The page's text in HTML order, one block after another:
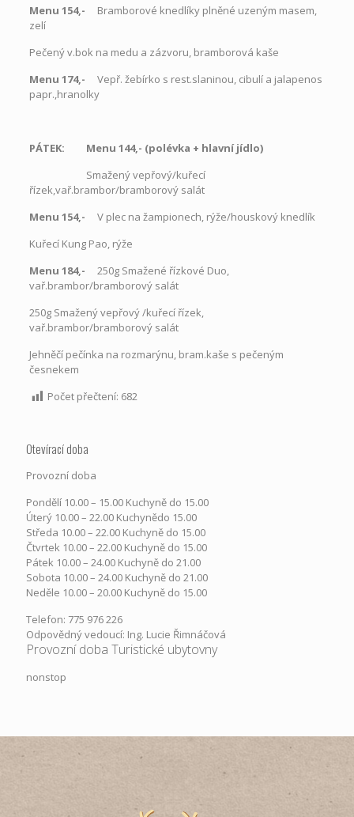
Menu 154,- Bramborové knedlíky plněné uzeným masem,
zelí
Pečený v.bok na medu a zázvoru, bramborová kaše
Menu 174,-
Vepř. žebírko s rest.slaninou, cibulí a jalapenos
papr.,hranolky
PÁTEK: Menu 144,- (polévka + hlavní jídlo)
Smažený vepřový/kuřecí
řízek,vař.brambor/bramborový salát
Menu 154,- V plec na žampionech, rýže/houskový knedlík
Kuřecí Kung Pao, rýže
Menu 184,- 250g Smažené řízkové Duo,
vař.brambor/bramborový salát
250g Smažený vepřový /kuřecí řízek,
vař.brambor/bramborový salát
Jehněčí pečínka na rozmarýnu, bram.kaše s pečeným
česnekem
Počet přečtení: 682
Otevírací doba
Provozní doba
Pondělí​ 10.00 – 15.00​​ Kuchyně do 15.00
Úterý ​10.00 – 22.00​​ Kuchynědo 15.00
Středa ​10.00 – 22.00 ​​Kuchyně do 15.00
Čtvrtek​ 10.00 – 22.00 ​​Kuchyně do 15.00
Pátek​ 10.00 – 24.00​​ Kuchyně do 21.00
Sobota ​10.00 – 24.00​​ Kuchyně do 21.00
Neděle ​10.00 – 20.00​​ Kuchyně do 15.00
Telefon: 775 976 226
Odpovědný vedoucí: Ing. Lucie Řimnáčová
Provozní doba Turistické ubytovny
nonstop